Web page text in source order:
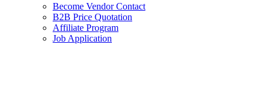
Become Vendor Contact
B2B Price Quotation
Affiliate Program
Job Application